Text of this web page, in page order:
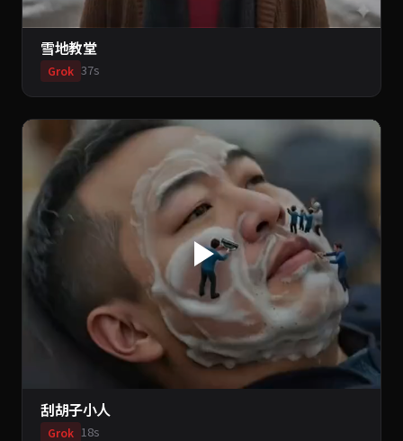
雪地教堂
Grok 37s
刮胡子小人
Grok 18s